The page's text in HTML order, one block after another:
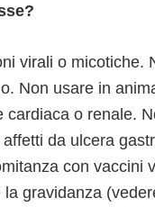
virali o micotiche.
Non usare in
o renale.
da ulcera
con vaccini
gravidanza